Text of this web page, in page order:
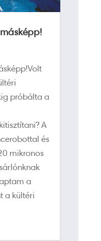
próbálta a
A
és
mikronos
a
a kültéri